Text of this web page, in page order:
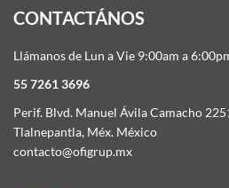
CONTACTÁNOS
Llámanos de Lun a Vie 9:00am a
55 7261 3696
Perif. Blvd. Manuel Ávila Camacho
Tlalnepantla, Méx. México
contacto@ofigrup.mx